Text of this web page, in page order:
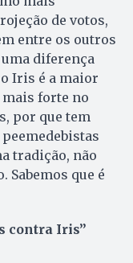
de votos,
entre os outros
diferença
Iris é a maior
mais forte no
por que tem
tradição, não
Sabemos que é
contra Iris”